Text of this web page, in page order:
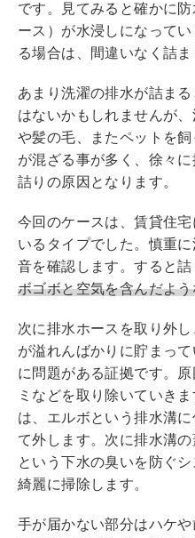
です。見てみると確かに
ース）が水浸しになって
る場合は、間違いなく詰ま
あまり洗濯の排水が詰ま
はないかもしれませんが
や髪の毛、またペットを
が混ざる事が多く、徐々
詰りの原因となります。
今回のケースは、賃貸住
いるタイプでした。慎重
音を確認します。すると
ボゴボと空気を含んだよ
次に排水ホースを取り外
が溢れんばかりに貯まっ
に問題がある証拠です。
ミなどを取り除いていき
は、エルボという排水溝
て外します。次に排水溝
という下水の臭いを防ぐ
綺麗に掃除します。
手が届かない部分はハケ